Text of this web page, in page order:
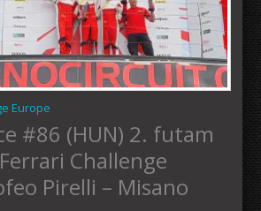
Europe
#86 (HUN) 2. futam
Challenge
Pirelli – Misano